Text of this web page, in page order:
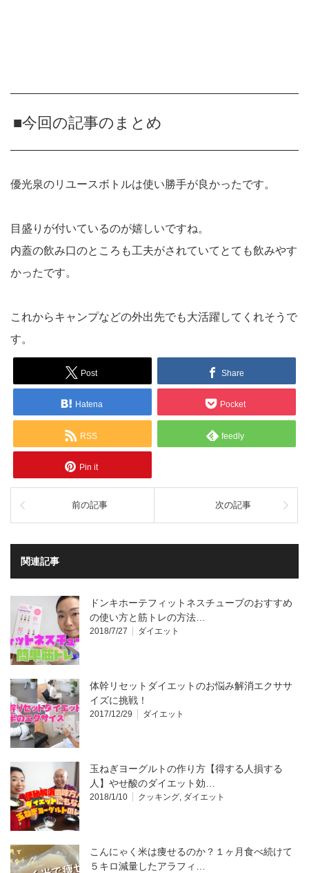
■今回の記事のまとめ
優光泉のリユースボトルは使い勝手が良かったです。
目盛りが付いているのが嬉しいですね。
内蓋の飲み口のところも工夫がされていてとても飲みやす
かったです。
これからキャンプなどの外出先でも大活躍してくれそうで
す。
Post Share
Hatena Pocket
RSS feedly
Pin it
前の記事 次の記事
関連記事
ドンキホーテフィットネスチューブのおすすめ
の使い方と筋トレの方法…
2018/7/27 ダイエット
体幹リセットダイエットのお悩み解消エクササ
イズに挑戦！
2017/12/29 ダイエット
玉ねぎヨーグルトの作り方【得する人損する
人】やせ酸のダイエット効…
2018/1/10 クッキング, ダイエット
こんにゃく米は痩せるのか？１ヶ月食べ続けて
５キロ減量したアラフィ…